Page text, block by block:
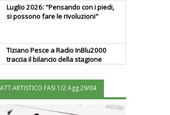
Luglio 2026: "Pensando con i piedi,
si possono fare le rivoluzioni"
Tiziano Pesce a Radio InBlu2000
traccia il bilancio della stagione
Ddl Lobby, Uisp: “Il Parlamento
valorizzi le nostre specificità"
FASI 1/2 Agg.29/04